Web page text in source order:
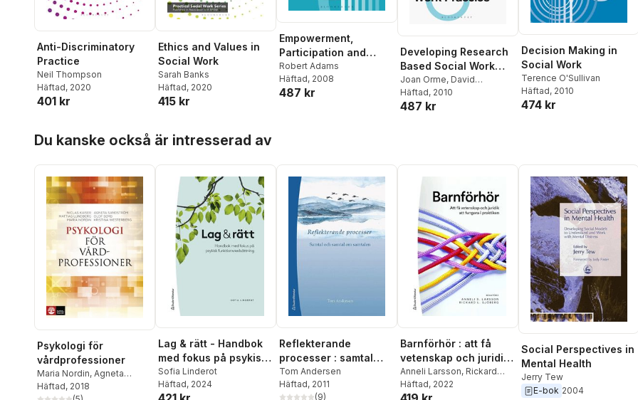
Anti-Discriminatory
Practice
Neil Thompson
Häftad, 2020
401 kr
Ethics and Values in
Social Work
Sarah Banks
Häftad, 2020
415 kr
Empowerment,
Participation and
Social Work
Robert Adams
Häftad, 2008
487 kr
Developing Research
Based Social Work
Practice
Joan Orme, David
Shemmings
Häftad, 2010
487 kr
Decision Making in
Social Work
Terence O'Sullivan
Häftad, 2010
474 kr
Du kanske också är intresserad av
Psykologi för
vårdprofessioner
Maria Nordin, Agneta
Sandström,Olof Semb
Häftad, 2018
Lag & rätt - Handbok
med fokus på psykisk
funktionsnedsättning
Sofia Linderot
Häftad, 2024
Reflekterande
processer : samtal
och samtal om
samtalen
Tom Andersen
Häftad, 2011
(9)
Barnförhör : att få
vetenskap och juridik
att fungera i praktiken
Anneli Larsson, Rickard
Sjöberg ,Kristina
Gustafsson
Häftad, 2022
Social Perspectives in
Mental Health
Jerry Tew
E-bok 2004